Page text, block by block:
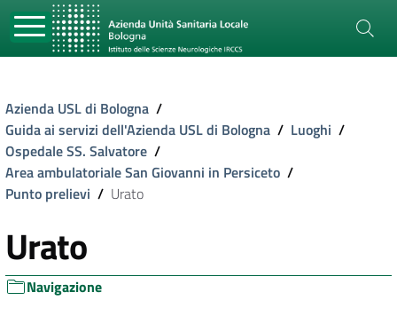
Azienda USL di Bologna /
Guida ai servizi dell'Azienda USL di Bologna / Luoghi /
Ospedale SS. Salvatore /
Area ambulatoriale San Giovanni in Persiceto /
Punto prelievi / Urato
Urato
Navigazione